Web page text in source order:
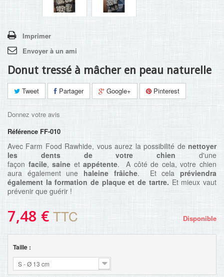
Imprimer
Envoyer à un ami
Donut tressé à mâcher en peau naturelle
Tweet Partager Google+ Pinterest
Donnez votre avis
Référence FF-010
Avec Farm Food Rawhide, vous aurez la possibilité de nettoyer
les dents de votre chien d'une
façon facile,saine etappétente. A côté de cela, votre chien
aura également une haleine frâiche. Et cela préviendra
également la formation de plaque et de tartre. Et mieux vaut
prévenir que guérir !
7,48 € TTC Disponible
Taille :
S - Ø 13 cm